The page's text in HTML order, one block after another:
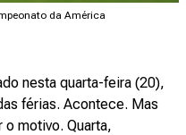
da América
nesta quarta-feira (20),
férias. Acontece. Mas
motivo. Quarta,